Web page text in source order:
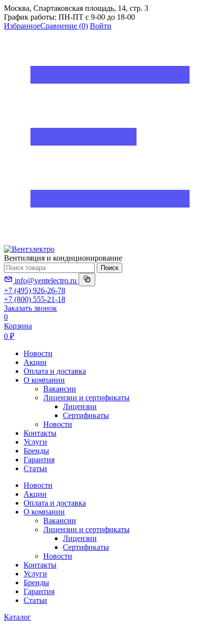
Москва, Спартаковская площадь, 14, стр. 3
График работы: ПН-ПТ с 9-00 до 18-00
ИзбранноеСравнение (0) Войти
Вентиляция и кондиционирование
Поиск
info@ventelectro.ru
+7 (495) 926-26-78
+7 (800) 555-21-18
Заказать звонок
0
Корзина
0 ₽
Новости
Акции
Оплата и доставка
О компании
Вакансии
Лицензии и сертификаты
Лицензии
Сертификаты
Новости
Контакты
Услуги
Бренды
Гарантия
Статьи
Новости
Акции
Оплата и доставка
О компании
Вакансии
Лицензии и сертификаты
Лицензии
Сертификаты
Новости
Контакты
Услуги
Бренды
Гарантия
Статьи
Каталог